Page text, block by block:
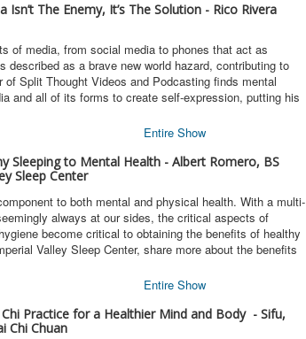
The Enemy, It’s The Solution - Rico Rivera
of media, from social media to phones that act as
as a brave new world hazard, contributing to
Split Thought Videos and Podcasting finds mental
and all of its forms to create self-expression, putting his
Entire Show
Sleeping to Mental Health - Albert Romero, BS
Sleep Center
to both mental and physical health. With a multi-
always at our sides, the critical aspects of
become critical to obtaining the benefits of healthy
Valley Sleep Center, share more about the benefits
Entire Show
Practice for a Healthier Mind and Body - Sifu,
Chi Chuan